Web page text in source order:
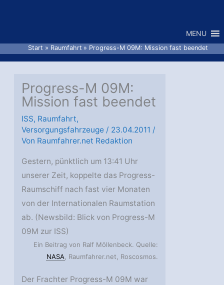
MENU
Start Raumfahrt Progress-M 09M: Mission fast beendet
Progress-M 09M:
Mission fast beendet
ISS, Raumfahrt,
Versorgungsfahrzeuge / 23.04.2011 /
Von Raumfahrer.net Redaktion
Gestern, pünktlich um 13:41 Uhr
unserer Zeit, koppelte das Progress-
Raumschiff nach fast vier Monaten
von der Internationalen Raumstation
ab. (Newsbild: Blick von Progress-M
09M zur ISS)
Ein Beitrag von Ralf Möllenbeck. Quelle:
NASA , Raumfahrer.net, Roscosmos.
Der Frachter Progress-M 09M war